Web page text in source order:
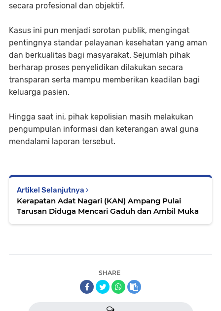
secara profesional dan objektif.
Kasus ini pun menjadi sorotan publik, mengingat
pentingnya standar pelayanan kesehatan yang aman
dan berkualitas bagi masyarakat. Sejumlah pihak
berharap proses penyelidikan dilakukan secara
transparan serta mampu memberikan keadilan bagi
keluarga pasien.
Hingga saat ini, pihak kepolisian masih melakukan
pengumpulan informasi dan keterangan awal guna
mendalami laporan tersebut.
Artikel Selanjutnya
Kerapatan Adat Nagari (KAN) Ampang Pulai
Tarusan Diduga Mencari Gaduh dan Ambil Muka
SHARE